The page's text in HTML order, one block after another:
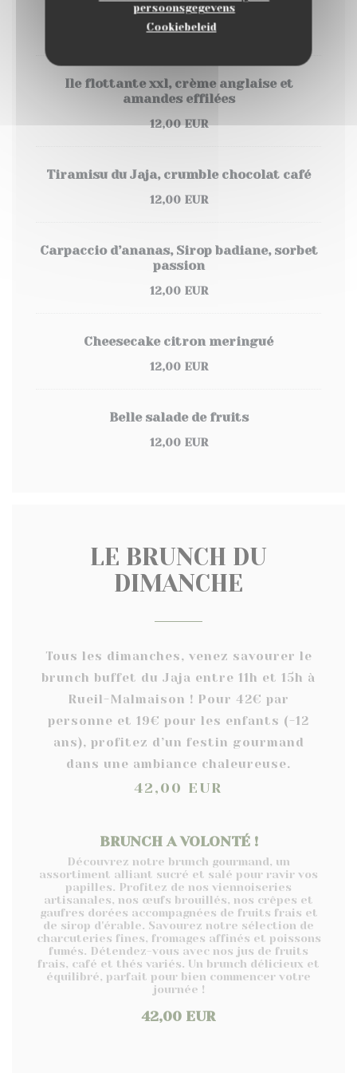
persoonsgegevens
Cookiebeleid
Café Gourmand
12,00 EUR
Ile flottante xxl, crème anglaise et
amandes effilées
12,00 EUR
Tiramisu du Jaja, crumble chocolat café
12,00 EUR
Carpaccio d’ananas, Sirop badiane, sorbet
passion
12,00 EUR
Cheesecake citron meringué
12,00 EUR
Belle salade de fruits
12,00 EUR
LE BRUNCH DU
DIMANCHE
Tous les dimanches, venez savourer le
brunch buffet du Jaja entre 11h et 15h à
Rueil-Malmaison ! Pour 42€ par
personne et 19€ pour les enfants (-12
ans), profitez d’un festin gourmand
dans une ambiance chaleureuse.
42,00 EUR
BRUNCH A VOLONTÉ !
Découvrez notre brunch gourmand, un
assortiment alliant sucré et salé pour ravir vos
papilles. Profitez de nos viennoiseries
artisanales, nos œufs brouillés, nos crêpes et
gaufres dorées accompagnées de fruits frais et
de sirop d'érable. Savourez notre sélection de
charcuteries fines, fromages affinés et poissons
fumés. Détendez-vous avec nos jus de fruits
frais, café et thés variés. Un brunch délicieux et
équilibré, parfait pour bien commencer votre
journée !
42,00 EUR